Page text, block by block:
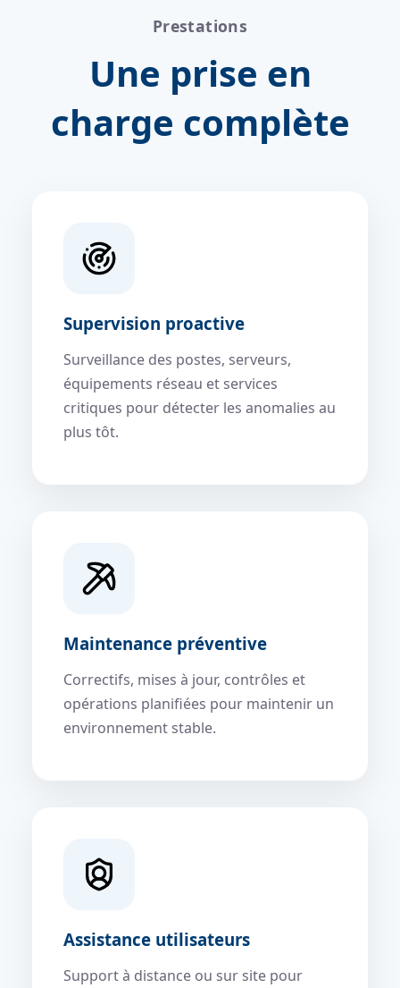
Prestations
Une prise en
charge complète
Supervision proactive
Surveillance des postes, serveurs,
équipements réseau et services
critiques pour détecter les anomalies au
plus tôt.
Maintenance préventive
Correctifs, mises à jour, contrôles et
opérations planifiées pour maintenir un
environnement stable.
Assistance utilisateurs
Support à distance ou sur site pour